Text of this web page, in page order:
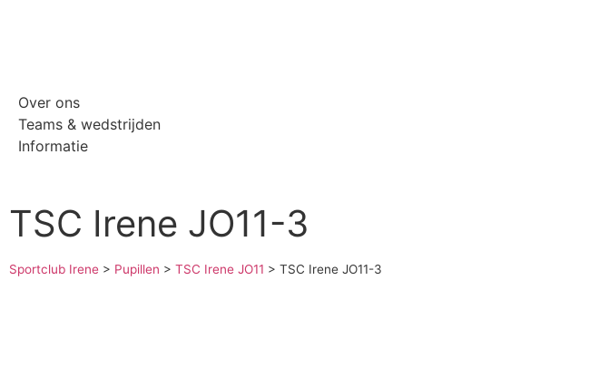
Over ons
Teams & wedstrijden
Informatie
TSC Irene JO11-3
Sportclub Irene > Pupillen > TSC Irene JO11 > TSC Irene JO11-3